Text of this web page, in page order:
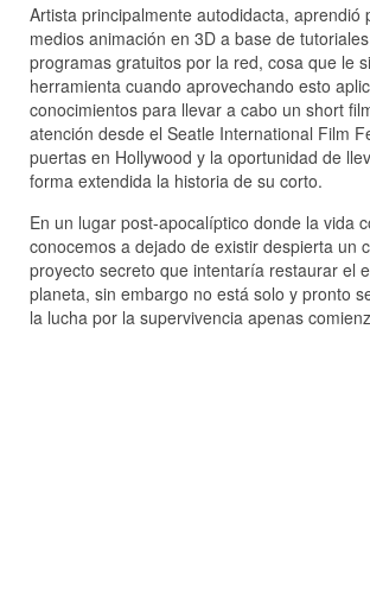
Artista principalmente autodidacta, aprendió
medios animación en 3D a base de
programas gratuitos por la red, cosa que le
herramienta cuando aprovechando esto
conocimientos para llevar a cabo un short
atención desde el Seatle International Film
puertas en Hollywood y la oportunidad de
forma extendida la historia de su corto.
En un lugar post-apocalíptico donde la vida
conocemos a dejado de existir despierta un
proyecto secreto que intentaría restaurar el
planeta, sin embargo no está solo y pronto
la lucha por la supervivencia apenas